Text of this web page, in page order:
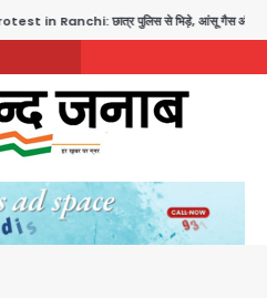
से भिड़े, आंसू गैस और वाटर कैनन का इस्तेमाल